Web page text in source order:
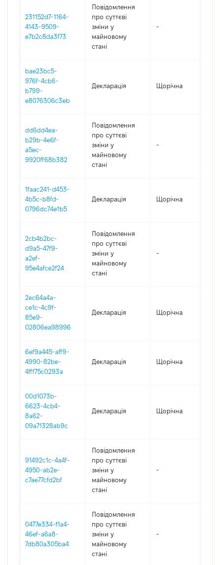
231152d7-1164-
4143-9509-
e7b2c8da3f73
Повідомлення
про суттєві
зміни y
майновому
стані
-
bae23bc5-
976f-4cb6-
b799-
e8076306c3eb
Декларація Щорічна
dd6dd4ea-
b29b-4e6f-
a5ec-
9920ff68b382
Повідомлення
про суттєві
зміни y
майновому
стані
-
1faac241-d453-
4b5c-b8fd-
0796dc74e1b5
Декларація Щорічна
2cb4b2bc-
d9a5-47f9-
a2ef-
95e4afce2f24
Повідомлення
про суттєві
зміни y
майновому
стані
-
2ec64a4a-
ce1c-4c9f-
85e9-
02806ea98996
Декларація Щорічна
6ef9a445-aff9-
4990-82be-
4fff75c0293a
Декларація Щорічна
00d1073b-
6623-4cb4-
8a62-
09a71328ab9c
Декларація Щорічна
91492c1c-4a4f-
4950-ab2e-
c7ae77cfd2bf
Повідомлення
про суттєві
зміни y
майновому
стані
-
0477e334-f1a4-
46ef-a6a8-
7db80a305ba4
Повідомлення
про суттєві
зміни y
майновому
стані
-